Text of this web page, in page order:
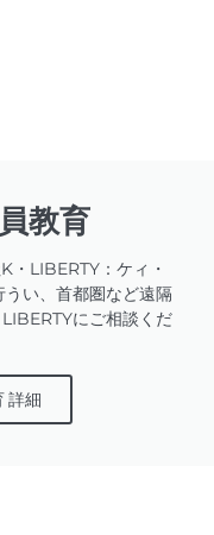
教育
・LIBERTY：ケィ・
うい、首都圏など遠隔
にご相談くだ
詳細